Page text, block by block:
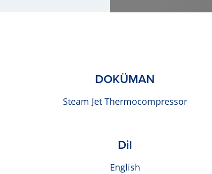
DOKÜMAN
Steam Jet Thermocompressor
Dil
English